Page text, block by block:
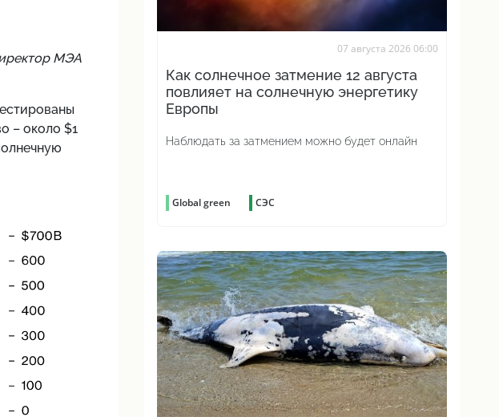
МЭА
– около $1
07 августа 2026 06:00
Как солнечное затмение 12 августа
повлияет на солнечную энергетику
Европы
Наблюдать за затмением можно будет онлайн
Global green СЭС